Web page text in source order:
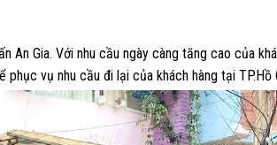
Gia. Với nhu cầu ngày càng tăng cao của
vụ nhu cầu đi lại của khách hàng tại TP.Hồ